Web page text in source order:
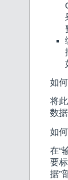
如
将
数
如
在“
要
据”